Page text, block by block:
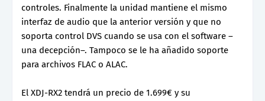
controles. Finalmente la unidad mantiene el mismo
interfaz de audio que la anterior versión y que no
soporta control DVS cuando se usa con el software –
una decepción–. Tampoco se le ha añadido soporte
para archivos FLAC o ALAC.
El XDJ-RX2 tendrá un precio de 1.699€ y su